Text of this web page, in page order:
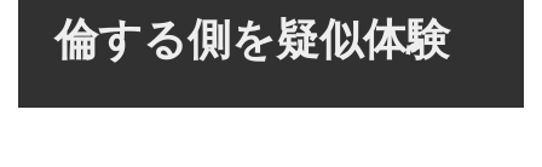
倫する側を疑似体験